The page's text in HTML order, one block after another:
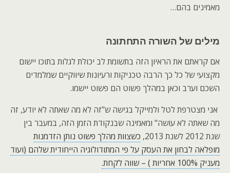
מאמינים בהם…
מילים של השורה התחתונה
אם קראתם את הראיון הזה בתשומת לב יכולת לגלות בתוכו יישום
מקצועי של כל כך הרבה טכניקות ורעיונות שיווקיים שמלמדים
השכם וערב וכאן במהלך פשוט הם פשוט יישמו.
אני מצטרפת לטל ולמייקל בגישה ש"זה לא מה שאתה לא יודע, זה
מה שאתה לא עושה" ומאמינה שבנקודת הזמן הזה, במעבר בין
שנת 2012 לשנת 2013,
כשצוות מהלך פשוט נותן הזדמנות
מופלאה לבחון את העסק על פי המתודולוגיה הייחודית שלהם (ועוד
מעניק 100% אחריות ) – שווה לקחת.